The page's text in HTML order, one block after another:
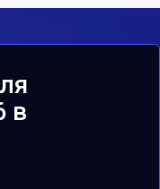
в